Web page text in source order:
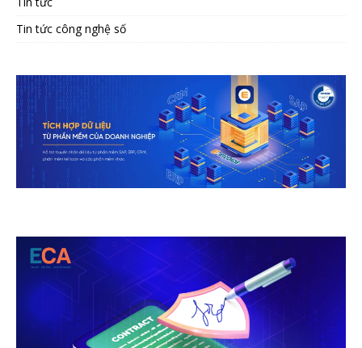
Tin tức công nghệ số